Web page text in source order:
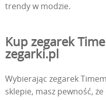
trendy w modzie.
Kup zegarek
zegarki.pl
Wybierając zegarek
sklepie, masz pewność,